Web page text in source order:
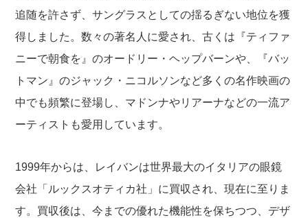
追随を許さず、サングラスとしての揺るぎない地位を獲
得しました。数々の著名人に愛され、古くは『ティファ
ニーで朝食を』のオードリー・ヘップバーンや、『バッ
トマン』のジャック・ニコルソンなど多くの名作映画の
中でも頻繁に登場し、マドンナやリアーナなどの一流ア
ーティストも愛用しています。
1999年からは、レイバンは世界最大のイタリアの眼鏡
会社「ルックスオティカ社」に買収され、現在に至りま
す。買収後は、今までの優れた機能性を保ちつつ、デザ